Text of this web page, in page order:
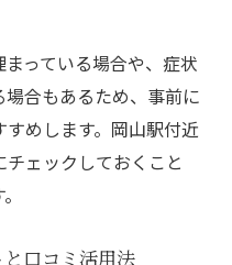
っている場合や、症状
合もあるため、事前に
めします。岡山駅付近
ェックしておくこと
口コミ活用法